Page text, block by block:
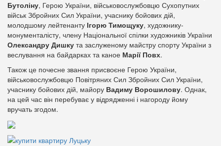
Бутоліну, Герою України, військовослужбовцю Сухопутних
військ Збройних Сил України, учаснику бойових дій,
молодшому лейтенанту Ігорю Тимощуку, художнику-
монументалісту, члену Національної спілки художників України
Олександру Дишку та заслуженому майстру спорту України з
веслування на байдарках та каное Марії Повх.
Також це почесне звання присвоєне Герою України,
військовослужбовцю Повітряних Сил Збройних Сил України,
учаснику бойових дій, майору Вадиму Ворошилову. Однак,
на цей час він перебуває у відрядженні і нагороду йому
вручать згодом.